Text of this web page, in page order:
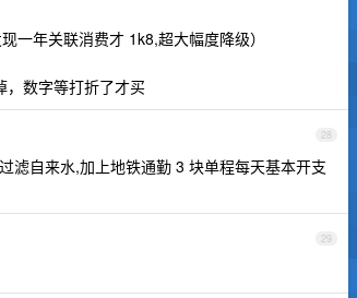
一年关联消费才 1k8,超大幅度降级）
，数字等打折了才买
28
滤自来水,加上地铁通勤 3 块单程每天基本开支
29